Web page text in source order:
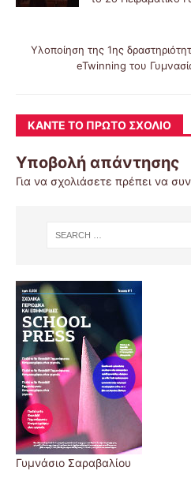
Υλοποίηση της 1ης
eTwinning του
ΚΆΝΤΕ ΤΟ ΠΡΏΤΟ ΣΧΌΛΙΟ
Υποβολή απάντησης
Για να σχολιάσετε πρέπει να
Γυμνάσιο Σαραβαλίου